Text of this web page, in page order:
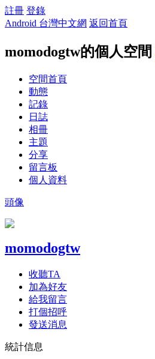
註冊 登錄
Android 台灣中文網 返回首頁
momodogtw的個人空間
空間首頁
動態
記錄
日誌
相冊
主題
分享
留言板
個人資料
頭像
momodogtw
收聽TA
加為好友
給我留言
打個招呼
發送消息
統計信息